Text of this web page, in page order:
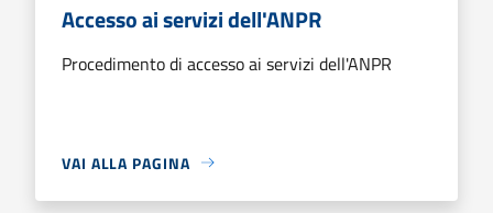
Accesso ai servizi dell'ANPR
Procedimento di accesso ai servizi dell'ANPR
VAI ALLA PAGINA